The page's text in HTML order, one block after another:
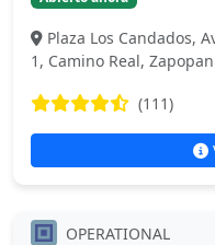
Plaza Los Candados,
1, Camino Real, Zapopan
(111)
OPERATIONAL